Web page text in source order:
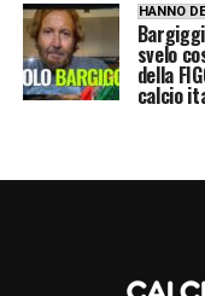
cuore di poter
te”. Scherzi del
qua insieme».
rispetto, no a
con l’Italia
HANNO
svelo
della
calcio